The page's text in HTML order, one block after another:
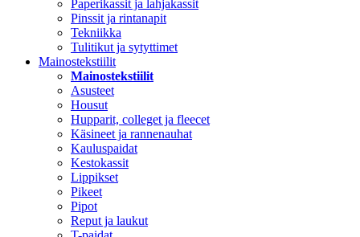
Paperikassit ja lahjakassit
Pinssit ja rintanapit
Tekniikka
Tulitikut ja sytyttimet
Mainostekstiilit
Mainostekstiilit
Asusteet
Housut
Hupparit, colleget ja fleecet
Käsineet ja rannenauhat
Kauluspaidat
Kestokassit
Lippikset
Pikeet
Pipot
Reput ja laukut